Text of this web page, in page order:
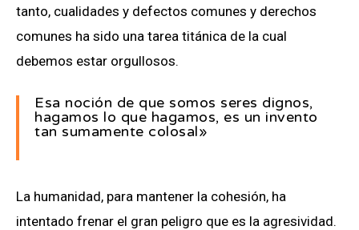
tanto, cualidades y defectos comunes y derechos
comunes ha sido una tarea titánica de la cual
debemos estar orgullosos.
Esa noción de que somos seres dignos,
hagamos lo que hagamos, es un invento
tan sumamente colosal»
La humanidad, para mantener la cohesión, ha
intentado frenar el gran peligro que es la agresividad.